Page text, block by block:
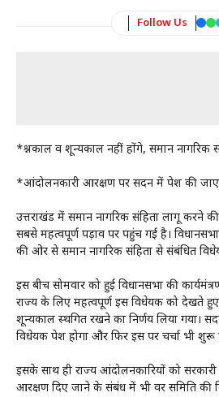
Follow Us
*प्रश्नकाल व शून्यकाल नहीं होंगे, समान नागरिक
*आंदोलनकारी आरक्षण पर सदन में पेश की जाएगी
उत्तराखंड में समान नागरिक संहिता लागू करने
सबसे महत्वपूर्ण पड़ाव पर पहुंच गई है।
की ओर से समान नागरिक संहिता से संबंधित
इस बीच सोमवार को हुई विधानसभा की
राज्य के लिए महत्वपूर्ण इस विधेयक को देखते हुए
शून्यकाल स्थगित रखने का निर्णय लिया गया।
विधेयक पेश होगा और फिर इस पर चर्चा भी शुरू
इसके साथ ही राज्य आंदोलनकारियों को सरकारी
आरक्षण दिए जाने के संबंध में भी प्रवर समिति की